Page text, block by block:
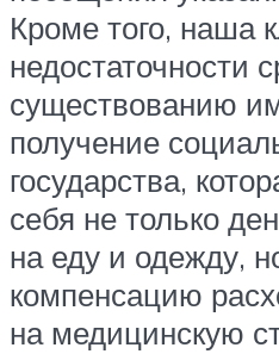
Кроме того, наша
недостаточности
существованию
получение
государства,
себя не только
на еду и одежду,
компенсацию
на медицинскую